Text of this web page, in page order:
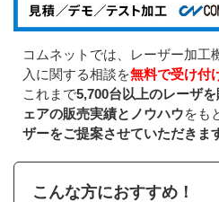
コムネットでは、レーザー加工
入に関する相談を無料で受け付
これまで5,700台以上のレーザ
ェアの販売実績とノウハウをも
ザーをご提案させていただきま
こんな方におすすめ！